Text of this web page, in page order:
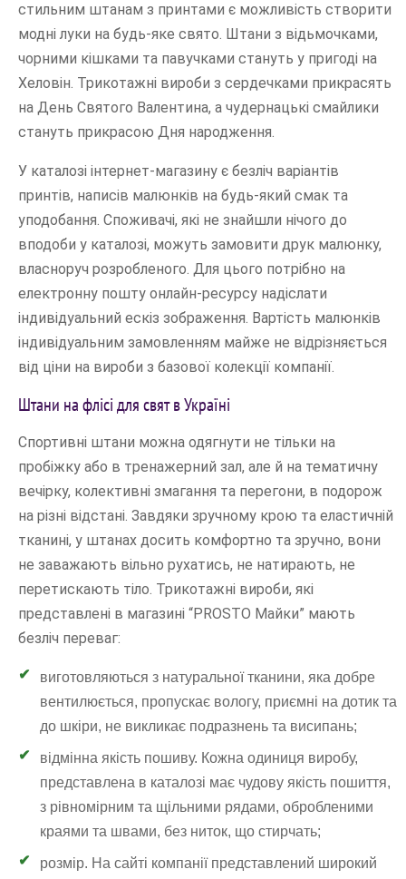
стильним штанам з принтами є можливість створити
модні луки на будь-яке свято. Штани з відьмочками,
чорними кішками та павучками стануть у пригоді на
Хеловін. Трикотажні вироби з сердечками прикрасять
на День Святого Валентина, а чудернацькі смайлики
стануть прикрасою Дня народження.
У каталозі інтернет-магазину є безліч варіантів
принтів, написів малюнків на будь-який смак та
уподобання. Споживачі, які не знайшли нічого до
вподоби у каталозі, можуть замовити друк малюнку,
власноруч розробленого. Для цього потрібно на
електронну пошту онлайн-ресурсу надіслати
індивідуальний ескіз зображення. Вартість малюнків
індивідуальним замовленням майже не відрізняється
від ціни на вироби з базової колекції компанії.
Штани на флісі для свят в Україні
Спортивні штани можна одягнути не тільки на
пробіжку або в тренажерний зал, але й на тематичну
вечірку, колективні змагання та перегони, в подорож
на різні відстані. Завдяки зручному крою та еластичній
тканині, у штанах досить комфортно та зручно, вони
не заважають вільно рухатись, не натирають, не
перетискають тіло. Трикотажні вироби, які
представлені в магазині “PROSTO Майки” мають
безліч переваг:
виготовляються з натуральної тканини, яка добре
вентилюється, пропускає вологу, приємні на дотик та
до шкіри, не викликає подразнень та висипань;
відмінна якість пошиву. Кожна одиниця виробу,
представлена в каталозі має чудову якість пошиття,
з рівномірним та щільними рядами, обробленими
краями та швами, без ниток, що стирчать;
розмір. На сайті компанії представлений широкий